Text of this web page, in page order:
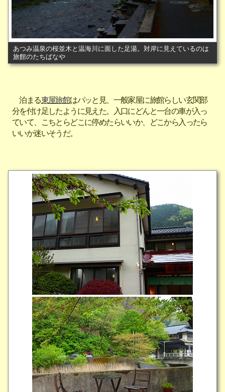
あつみ温泉の桜並木と温海川に面した足湯。対岸に見えているのは
旅館のたちばなや
泊まる東屋旅館はパッと見、一般家屋に旅館らしい玄関部
分を付け足したように見えた。入口にどんと一台の車が入っ
ていて、こちとらどこに停めたらいいか、どこから入ったら
いいか迷いそうだ。